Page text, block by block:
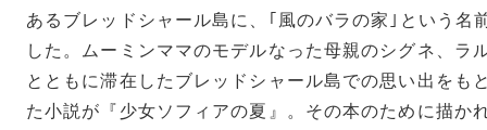
あるブレッドシャール島に、｢風のバラの家｣という名
した。ムーミンママのモデルなった母親のシグネ、ラ
とともに滞在したブレッドシャール島での思い出をも
た小説が『少女ソフィアの夏』。その本のために描か